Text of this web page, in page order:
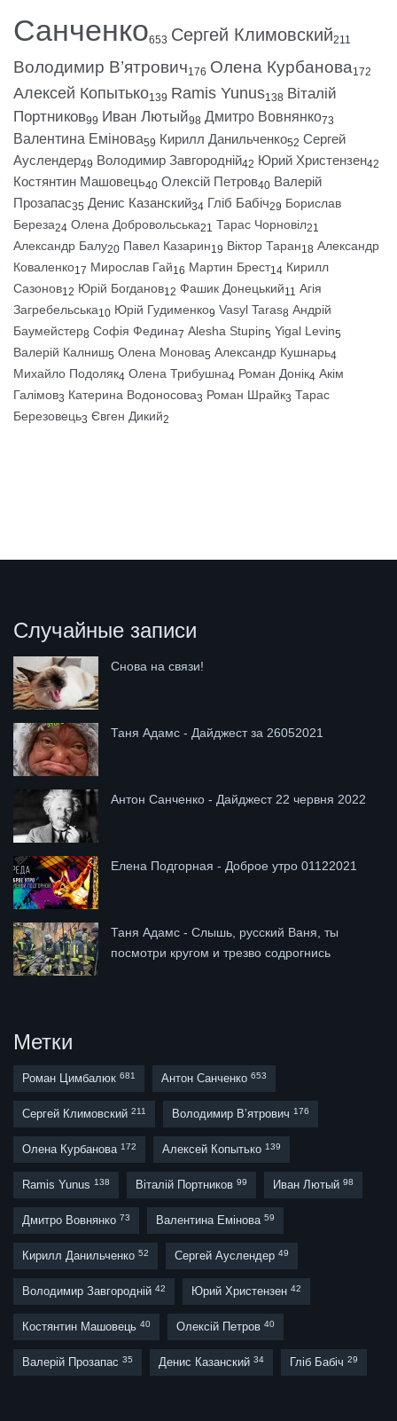
Санченко653 Сергей Климовский211
Володимир В’ятрович176 Олена Курбанова172
Алексей Копытько139 Ramis Yunus138 Віталій
Портников99 Иван Лютый98 Дмитро Вовнянко73
Валентина Емінова59 Кирилл Данильченко52 Сергей
Ауслендер49 Володимир Завгородній42 Юрий Христензен42
Костянтин Машовець40 Олексій Петров40 Валерій
Прозапас35 Денис Казанский34 Гліб Бабіч29 Борислав
Береза24 Олена Добровольська21 Тарас Чорновіл21
Александр Балу20 Павел Казарин19 Віктор Таран18 Александр
Коваленко17 Мирослав Гай16 Мартин Брест14 Кирилл
Сазонов12 Юрій Богданов12 Фашик Донецький11 Агія
Загребельська10 Юрій Гудименко9 Vasyl Taras8 Андрій
Баумейстер8 Софія Федина7 Alesha Stupin5 Yigal Levin5
Валерій Калниш5 Олена Монова5 Александр Кушнарь4
Михайло Подоляк4 Олена Трибушна4 Роман Донік4 Акім
Галімов3 Катерина Водоносова3 Роман Шрайк3 Тарас
Березовець3 Євген Дикий2
Случайные записи
Снова на связи!
Таня Адамс - Дайджест за 26052021
Антон Санченко - Дайджест 22 червня 2022
Елена Подгорная - Доброе утро 01122021
Таня Адамс - Слышь, русский Ваня, ты
посмотри кругом и трезво содрогнись
Метки
Роман Цимбалюк 681 Антон Санченко 653
Сергей Климовский 211 Володимир В’ятрович 176
Олена Курбанова 172 Алексей Копытько 139
Ramis Yunus 138 Віталій Портников 99 Иван Лютый 98
Дмитро Вовнянко 73 Валентина Емінова 59
Кирилл Данильченко 52 Сергей Ауслендер 49
Володимир Завгородній 42 Юрий Христензен 42
Костянтин Машовець 40 Олексій Петров 40
Валерій Прозапас 35 Денис Казанский 34 Гліб Бабіч 29